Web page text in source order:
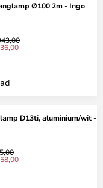
Ø100 2m - Ingo
D13ti, aluminium/wit -